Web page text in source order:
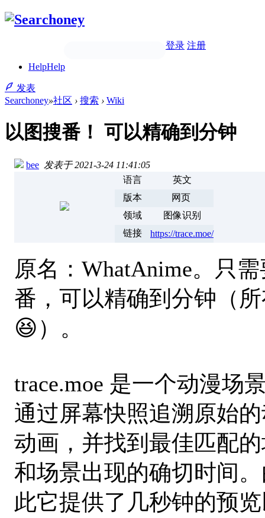
登录 注册
HelpHelp
发表
Searchoney»社区 › 搜索 › Wiki
以图搜番！ 可以精确到分钟
bee 发表于 2021-3-24 11:41:05
语言
英文
版本
网页
领域
图像识别
链接
https://trace.moe/
原名：WhatAnime。只
番，可以精确到分钟（
😆）。
trace.moe 是一个动漫场
通过屏幕快照追溯原始
动画，并找到最佳匹配
和场景出现的确切时间
此它提供了几秒钟的预